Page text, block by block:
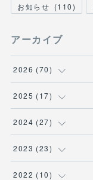
お知らせ (110)
アーカイブ
2026 (70)
(1)
(1)
(1)
( 12
2025 (17)
(2)
(4)
(11
2024 (27)
(1)
(9)
2023 (23)
(9)
2022 (10)